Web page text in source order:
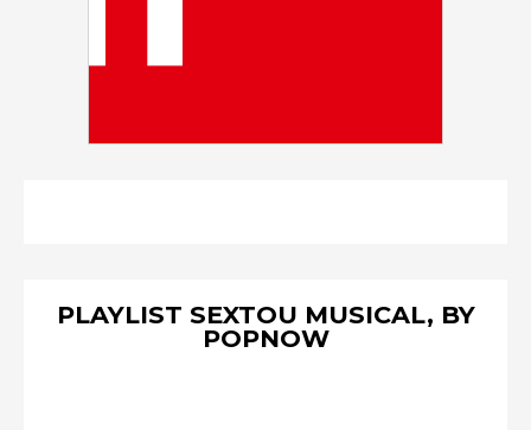
PLAYLIST SEXTOU MUSICAL, BY
POPNOW